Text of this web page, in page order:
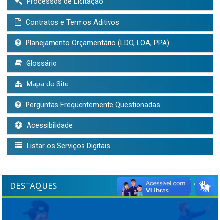
Contratos e Termos Aditivos
Planejamento Orçamentário (LDO, LOA, PPA)
Glossário
Mapa do Site
Perguntas Frequentemente Questionadas
Acessibilidade
Listar os Serviços Digitais
DESTAQUES